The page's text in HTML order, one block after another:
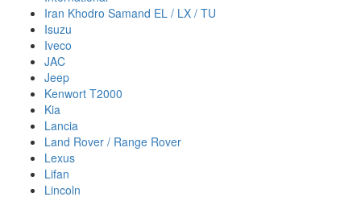
Iran Khodro Samand EL / LX / TU
Isuzu
Iveco
JAC
Jeep
Kenwort T2000
Kia
Lancia
Land Rover / Range Rover
Lexus
Lifan
Lincoln